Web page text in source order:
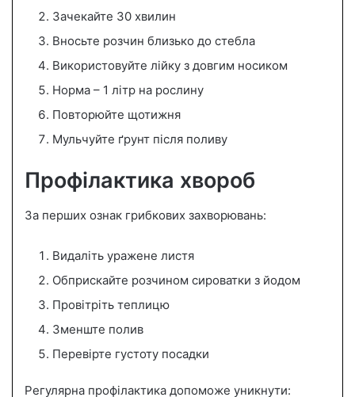
Зачекайте 30 хвилин
Вносьте розчин близько до стебла
Використовуйте лійку з довгим носиком
Норма – 1 літр на рослину
Повторюйте щотижня
Мульчуйте ґрунт після поливу
Профілактика хвороб
За перших ознак грибкових захворювань:
Видаліть уражене листя
Обприскайте розчином сироватки з йодом
Провітріть теплицю
Зменште полив
Перевірте густоту посадки
Регулярна профілактика допоможе уникнути: